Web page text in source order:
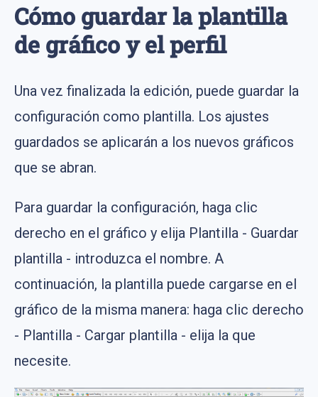
Cómo guardar la plantilla
de gráfico y el perfil
Una vez finalizada la edición, puede guardar la
configuración como plantilla. Los ajustes
guardados se aplicarán a los nuevos gráficos
que se abran.
Para guardar la configuración, haga clic
derecho en el gráfico y elija Plantilla - Guardar
plantilla - introduzca el nombre. A
continuación, la plantilla puede cargarse en el
gráfico de la misma manera: haga clic derecho
- Plantilla - Cargar plantilla - elija la que
necesite.